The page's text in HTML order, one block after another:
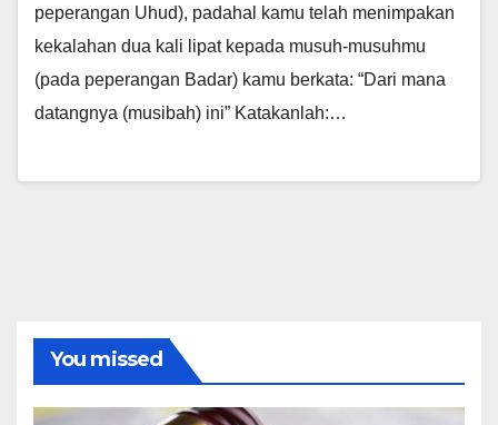
peperangan Uhud), padahal kamu telah menimpakan
kekalahan dua kali lipat kepada musuh-musuhmu
(pada peperangan Badar) kamu berkata: “Dari mana
datangnya (musibah) ini” Katakanlah:…
You missed